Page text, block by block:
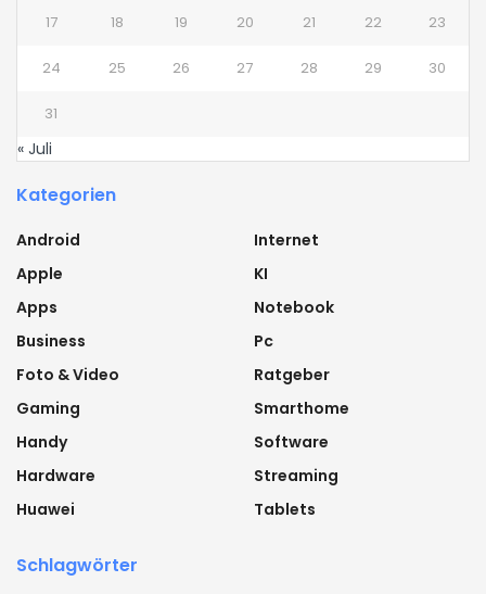
17 18 19 20 21 22 23
24 25 26 27 28 29 30
31
« Juli
Kategorien
Android
Apple
Apps
Business
Foto & Video
Gaming
Handy
Hardware
Huawei
Internet
KI
Notebook
Pc
Ratgeber
Smarthome
Software
Streaming
Tablets
Schlagwörter